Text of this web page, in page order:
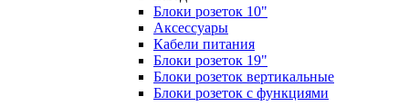
Блоки розеток 10"
Аксессуары
Кабели питания
Блоки розеток 19"
Блоки розеток вертикальные
Блоки розеток с функциями